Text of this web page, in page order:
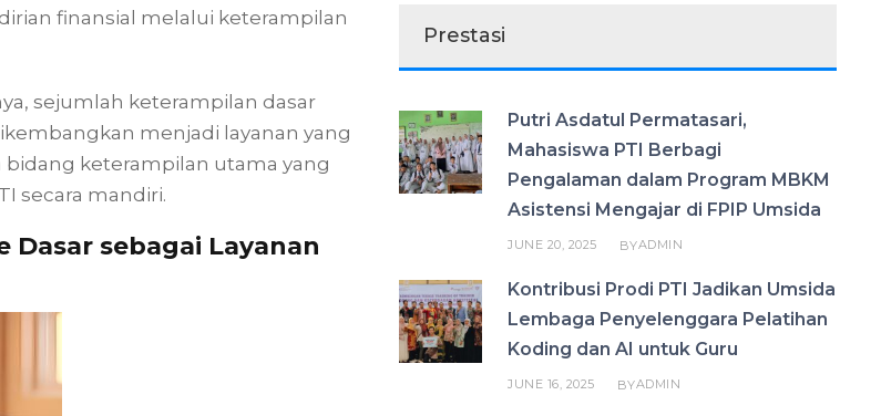
finansial melalui keterampilan
sejumlah keterampilan dasar
menjadi layanan yang
keterampilan utama yang
secara mandiri.
Dasar sebagai Layanan
Prestasi
Putri Asdatul Permatasari,
Mahasiswa PTI Berbagi
Pengalaman dalam Program MBKM
Asistensi Mengajar di FPIP Umsida
JUNE 20, 2025 BYADMIN
Kontribusi Prodi PTI Jadikan Umsida
Lembaga Penyelenggara Pelatihan
Koding dan AI untuk Guru
JUNE 16, 2025 BYADMIN